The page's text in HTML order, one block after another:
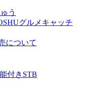
う
グルメキャッチ
について
付きSTB